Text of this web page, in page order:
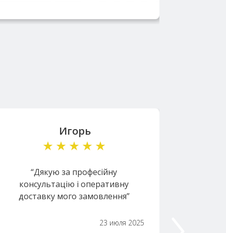
Игорь
“Дякую за професійну
консультацію і оперативну
доставку мого замовлення”
23 июля 2025